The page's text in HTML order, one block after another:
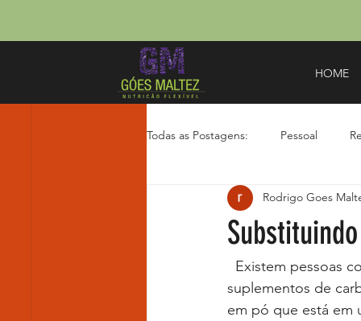
HOME
Todas as Postagens: Pessoal
Rodrigo Goes
suplementos de
em pó que está em